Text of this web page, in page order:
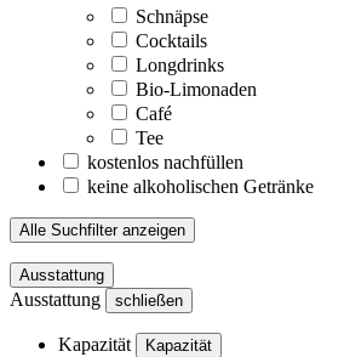
Schnäpse
Cocktails
Longdrinks
Bio-Limonaden
Café
Tee
kostenlos nachfüllen
keine alkoholischen Getränke
Alle Suchfilter anzeigen
Ausstattung
Ausstattung schließen
Kapazität Kapazität